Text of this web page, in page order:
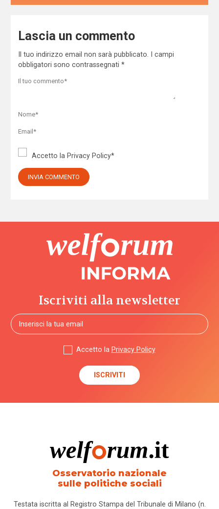
Lascia un commento
Il tuo indirizzo email non sarà pubblicato.
I campi
obbligatori sono contrassegnati *
Accetto la Privacy Policy*
Iscriviti alla newsletter
Accetto la Privacy Policy
Osservatorio nazionale
sulle politiche sociali
Testata iscritta al Registro Stampa del Tribunale di Milano (n.